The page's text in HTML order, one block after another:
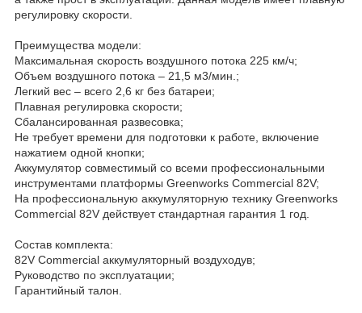
регулировку скорости.
Преимущества модели:
Максимальная скорость воздушного потока 225 км/ч;
Объем воздушного потока – 21,5 м3/мин.;
Легкий вес – всего 2,6 кг без батареи;
Плавная регулировка скорости;
Сбалансированная развесовка;
Не требует времени для подготовки к работе, включение
нажатием одной кнопки;
Аккумулятор совместимый со всеми профессиональными
инструментами платформы Greenworks Commercial 82V;
На профессиональную аккумуляторную технику Greenworks
Commercial 82V действует стандартная гарантия 1 год.
Состав комплекта:
82V Commercial аккумуляторный воздуходув;
Руководство по эксплуатации;
Гарантийный талон.